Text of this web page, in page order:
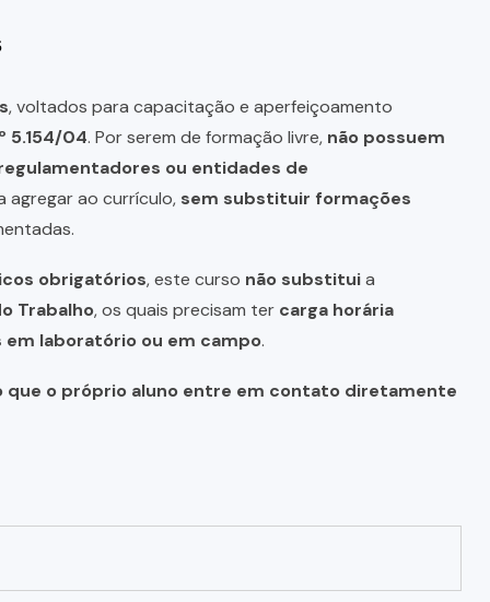
, voltados para capacitação e aperfeiçoamento
5.154/04. Por serem de formação livre, não possuem
ou entidades de
agregar ao currículo, sem substituir formações
obrigatórios, este curso não substituia
Trabalho, os quais precisam ter carga horária
laboratório ou em campo.
que o próprio aluno entre em contato diretamente